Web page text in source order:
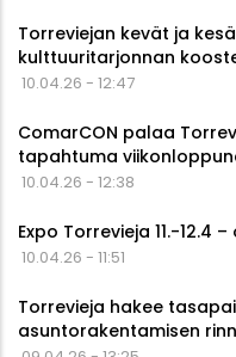
Torreviejan kevät ja
kulttuuritarjonnan
10.04.26 - 12:47
ComarCON palaa
tapahtuma
10.04.26 - 12:38
Expo Torrevieja 11.-12.4
10.04.26 - 11:51
Torrevieja hakee
asuntorakentamisen